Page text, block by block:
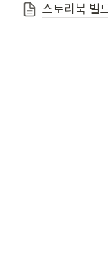
스토리북 빌